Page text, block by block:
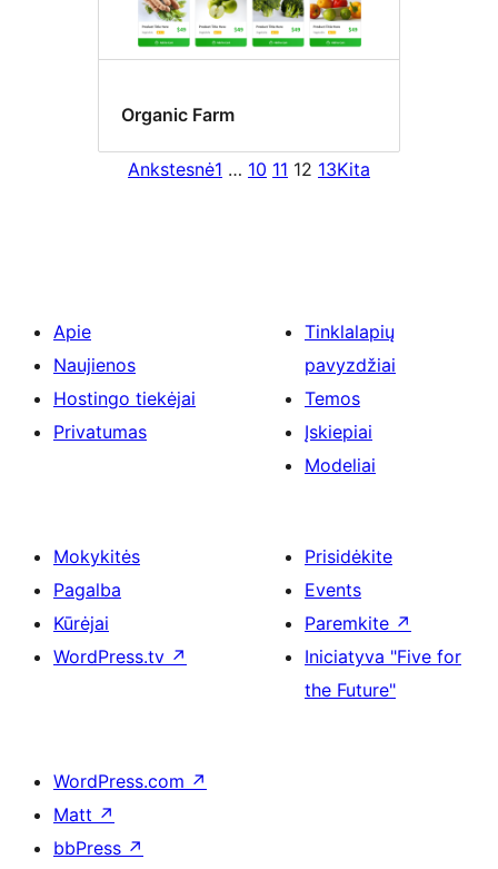
Organic Farm
Ankstesnė1 … 10 11 12 13Kita
Apie
Naujienos
Hostingo tiekėjai
Privatumas
Tinklalapių
pavyzdžiai
Temos
Įskiepiai
Modeliai
Mokykitės
Pagalba
Kūrėjai
WordPress.tv ↗
Prisidėkite
Events
Paremkite ↗
Iniciatyva "Five for
the Future"
WordPress.com ↗
Matt ↗
bbPress ↗